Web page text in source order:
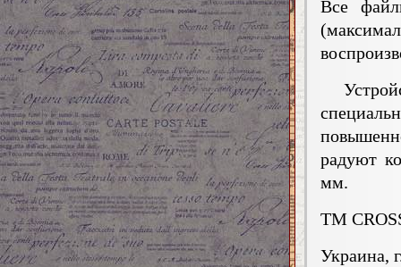
Все
радуют
мм.
TM
Украина,